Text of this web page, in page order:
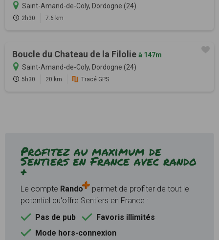
Saint-Amand-de-Coly, Dordogne (24)
2h30 7.6 km
Boucle du Chateau de la Filolie à 147m
Saint-Amand-de-Coly, Dordogne (24)
5h30 20 km Tracé GPS
Profitez au maximum de
Sentiers en France avec rando
+
Le compte Rando
permet de profiter de tout le
potentiel qu'offre Sentiers en France :
Pas de pub
Favoris illimités
Mode hors-connexion